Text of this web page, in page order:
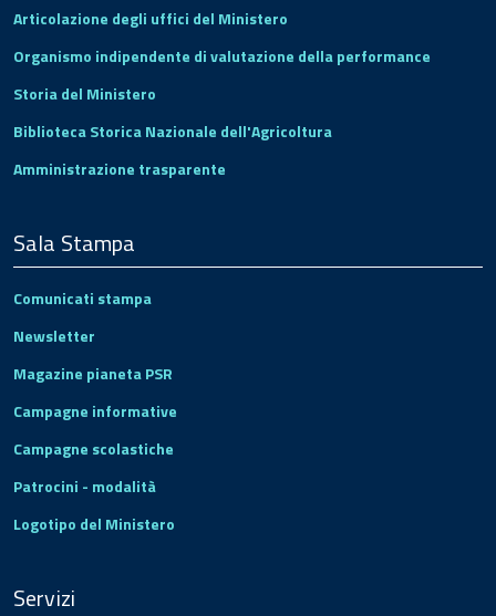
Articolazione degli uffici del Ministero
Organismo indipendente di valutazione della performance
Storia del Ministero
Biblioteca Storica Nazionale dell'Agricoltura
Amministrazione trasparente
Sala Stampa
Comunicati stampa
Newsletter
Magazine pianeta PSR
Campagne informative
Campagne scolastiche
Patrocini - modalità
Logotipo del Ministero
Servizi